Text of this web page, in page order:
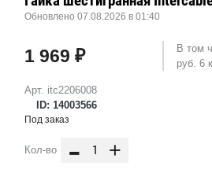
Арт. itc2206008
ID: 14003566
Обновлено 07.08.2026 в 01:40
1 969 ₽
В том
руб. 6
Под заказ
Кол-во - +